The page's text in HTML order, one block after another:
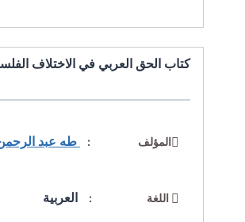
كتاب الحق العربي في الاختلاف
المؤلف : طه عبد
اللغة : العربية